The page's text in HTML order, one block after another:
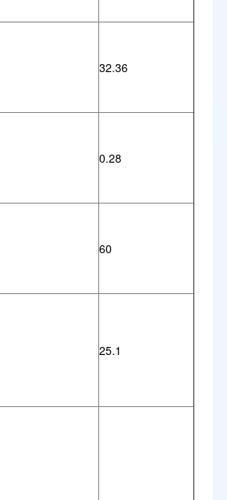
32.36
0.28
60
25.1